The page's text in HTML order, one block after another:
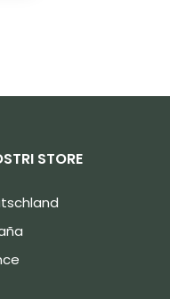
STORE